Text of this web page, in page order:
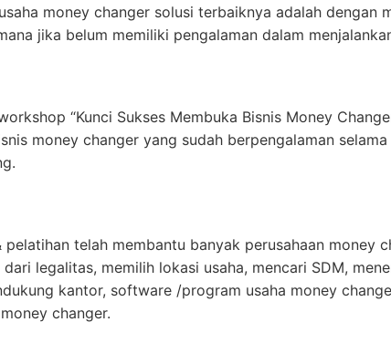
money changer solusi terbaiknya adalah dengan
jika belum memiliki pengalaman dalam
“Kunci Sukses Membuka Bisnis Money
money changer yang sudah berpengalaman
telah membantu banyak perusahaan money
legalitas, memilih lokasi usaha, mencari SDM,
kantor, software /program usaha money
changer.